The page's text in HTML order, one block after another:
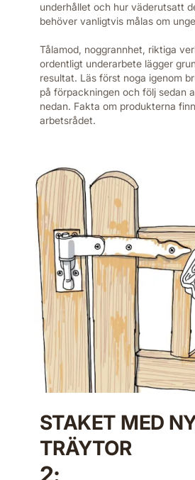
underhållet och hur väderutsatt
behöver vanligtvis målas om
Tålamod, noggrannhet, riktiga
ordentligt underarbete lägger
resultat. Läs först noga igenom
på förpackningen och följ sedan
nedan. Fakta om produkterna
arbetsrådet.
STAKET MED
TRÄYTOR